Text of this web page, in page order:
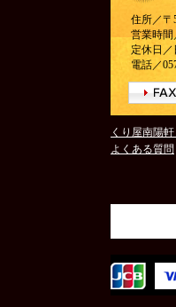
住所／〒
営業時間
定休日
電話／
くり屋南陽
よくある質問